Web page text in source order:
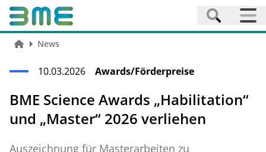
News
10.03.2026 Awards/Förderpreise
BME Science Awards „Habilitation“
und „Master“ 2026 verliehen
Auszeichnung für Masterarbeiten zu